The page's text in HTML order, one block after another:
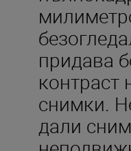
придава
контраст
снимки.
дали